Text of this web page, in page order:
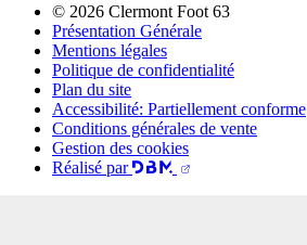
© 2026 Clermont Foot 63
Présentation Générale
Mentions légales
Politique de confidentialité
Plan du site
Accessibilité: Partiellement conforme
Conditions générales de vente
Gestion des cookies
Réalisé par